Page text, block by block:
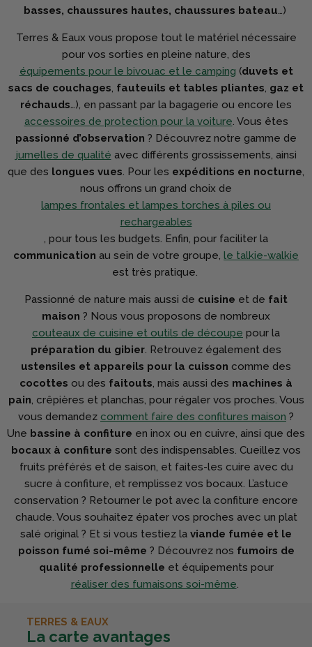
basses, chaussures hautes, chaussures bateau…)
Terres & Eaux vous propose tout le matériel nécessaire
pour vos sorties en pleine nature, des
équipements pour le bivouac et le camping (duvets et
sacs de couchages, fauteuils et tables pliantes, gaz et
réchauds…), en passant par la bagagerie ou encore les
accessoires de protection pour la voiture. Vous êtes
passionné d’observation ? Découvrez notre gamme de
jumelles de qualité avec différents grossissements, ainsi
que des longues vues. Pour les expéditions en nocturne,
nous offrons un grand choix de
lampes frontales et lampes torches à piles ou
rechargeables
, pour tous les budgets. Enfin, pour faciliter la
communication au sein de votre groupe, le talkie-walkie
est très pratique.
Passionné de nature mais aussi de cuisine et de fait
maison ? Nous vous proposons de nombreux
couteaux de cuisine et outils de découpe pour la
préparation du gibier. Retrouvez également des
ustensiles et appareils pour la cuisson comme des
cocottes ou des faitouts, mais aussi des machines à
pain, crêpières et planchas, pour régaler vos proches. Vous
vous demandez comment faire des confitures maison ?
Une bassine à confiture en inox ou en cuivre, ainsi que des
bocaux à confiture sont des indispensables. Cueillez vos
fruits préférés et de saison, et faites-les cuire avec du
sucre à confiture, et remplissez vos bocaux. L’astuce
conservation ? Retourner le pot avec la confiture encore
chaude. Vous souhaitez épater vos proches avec un plat
salé original ? Et si vous testiez la viande fumée et le
poisson fumé soi-même ? Découvrez nos fumoirs de
qualité professionnelle et équipements pour
réaliser des fumaisons soi-même.
TERRES & EAUX
La carte avantages